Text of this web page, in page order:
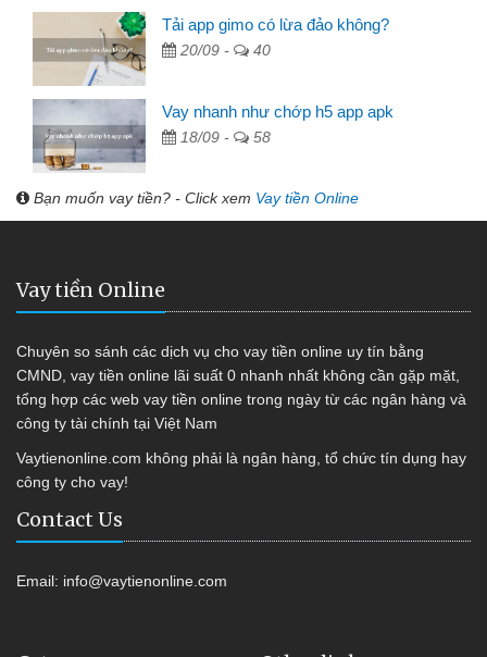
Tải app gimo có lừa đảo không?
20/09 - 40
Vay nhanh như chớp h5 app apk
18/09 - 58
Bạn muốn vay tiền? - Click xem Vay tiền Online
Vay tiền Online
Chuyên so sánh các dịch vụ cho vay tiền online uy tín bằng
CMND, vay tiền online lãi suất 0 nhanh nhất không cần gặp mặt,
tổng hợp các web vay tiền online trong ngày từ các ngân hàng và
công ty tài chính tại Việt Nam
Vaytienonline.com không phải là ngân hàng, tổ chức tín dụng hay
công ty cho vay!
Contact Us
Email: info@vaytienonline.com